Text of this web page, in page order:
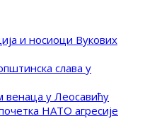
и носиоци Вукових
слава у
венаца у Леосавићу
НАТО агресије